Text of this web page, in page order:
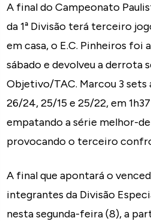
A final do Campeonato
da 1ª Divisão terá terceiro
em casa, o E.C. Pinheiros foi
sábado e devolveu a derrota
Objetivo/TAC. Marcou 3 sets
26/24, 25/15 e 25/22, em
empatando a série melhor-
provocando o terceiro
A final que apontará o
integrantes da Divisão
nesta segunda-feira (8), a